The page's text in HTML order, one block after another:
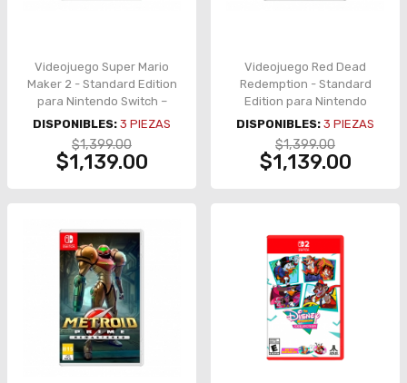
Videojuego Super Mario
Maker 2 - Standard Edition
para Nintendo Switch –
HAC-P-BAAQA-MEX
DISPONIBLES: 3 PIEZAS
$1,399.00
$1,139.00
Videojuego Red Dead
Redemption - Standard
Edition para Nintendo
Switch – 120059A
DISPONIBLES: 3 PIEZAS
$1,399.00
$1,139.00